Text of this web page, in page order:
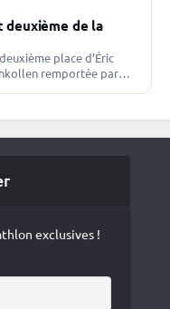
deuxième de la
place d’Éric
remportée par
exclusives !